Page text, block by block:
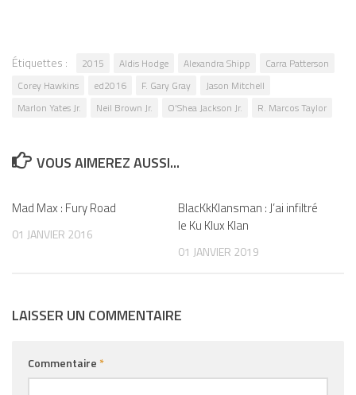
Étiquettes : 2015 Aldis Hodge Alexandra Shipp
Carra Patterson
Corey Hawkins
ed2016 F. Gary Gray
Jason Mitchell
Marlon Yates Jr.
Neil Brown Jr. O'Shea Jackson Jr. R. Marcos Taylor
VOUS AIMEREZ AUSSI...
Mad Max : Fury Road
01 JANVIER 2016
BlacKkKlansman : J’ai infiltré
le Ku Klux Klan
01 JANVIER 2019
LAISSER UN COMMENTAIRE
Commentaire *